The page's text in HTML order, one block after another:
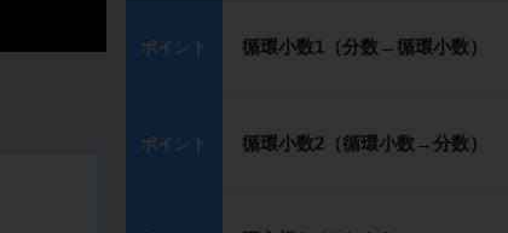
ポイント 循環小数1（分数→循環小数）
ポイント 循環小数2（循環小数→分数）